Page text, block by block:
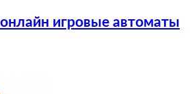
игровые автоматы